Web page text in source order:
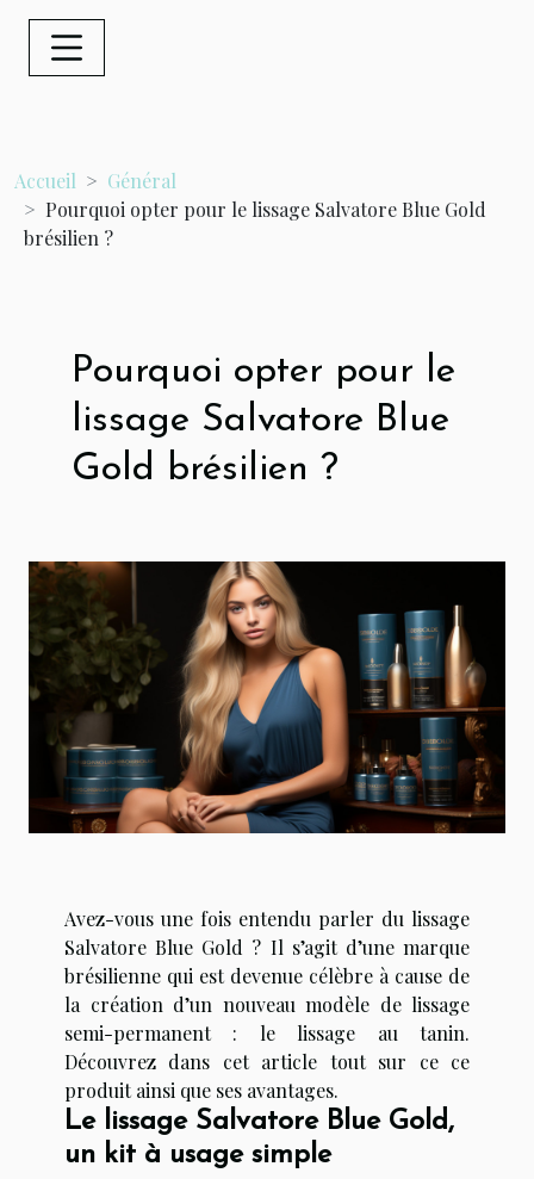
Accueil
Général
Pourquoi opter pour le lissage Salvatore Blue Gold
brésilien ?
Pourquoi opter pour le
lissage Salvatore Blue
Gold brésilien ?
Avez-vous une fois entendu parler du lissage
Salvatore Blue Gold ? Il s’agit d’une marque
brésilienne qui est devenue célèbre à cause de
la création d’un nouveau modèle de lissage
semi-permanent : le lissage au tanin.
Découvrez dans cet article tout sur ce ce
produit ainsi que ses avantages.
Le lissage Salvatore Blue Gold,
un kit à usage simple